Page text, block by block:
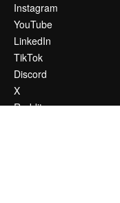
Instagram
YouTube
LinkedIn
TikTok
Discord
X
Reddit